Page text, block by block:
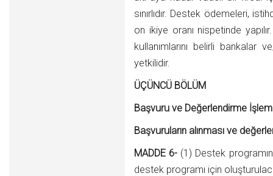
sınırlıdır. Destek ödemeleri,
on ikiye oranı nispetinde
kullanımlarını belirli bankalar
yetkilidir.
ÜÇÜNCÜ BÖLÜM
Başvuru ve Değerlendirme
Başvuruların alınması ve
MADDE 6- (1) Destek
destek programı için